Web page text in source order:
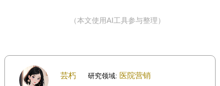
（本文使用AI工具参与整理）
芸朽 研究领域: 医院营销